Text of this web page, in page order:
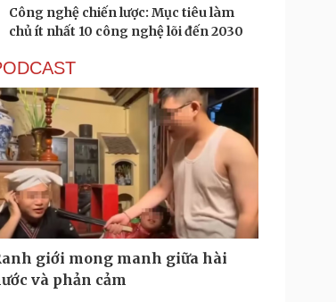
Công nghệ chiến lược: Mục tiêu làm
chủ ít nhất 10 công nghệ lõi đến 2030
giới mong manh giữa hài
và phản cảm